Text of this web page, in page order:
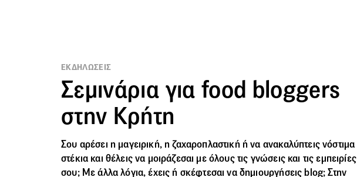
ΕΚΔΗΛΩΣΕΙΣ
Σεμινάρια για food bloggers
στην Κρήτη
Σου αρέσει η μαγειρική, η ζαχαροπλαστική ή να ανακαλύπτεις νόστιμα
στέκια και θέλεις να μοιράζεσαι με όλους τις γνώσεις και τις εμπειρίες
σου; Με άλλα λόγια, έχεις ή σκέφτεσαι να δημιουργήσεις blog; Στην